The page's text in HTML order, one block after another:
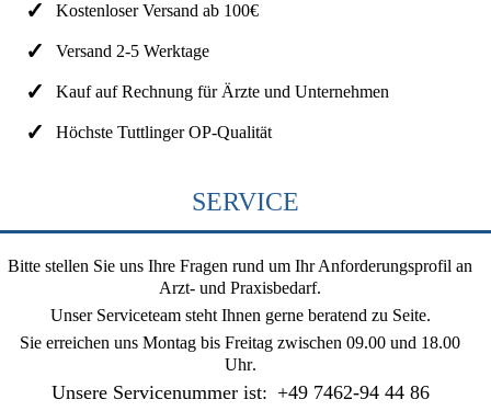
Kostenloser Versand ab 100€
Versand 2-5 Werktage
Kauf auf Rechnung für Ärzte und Unternehmen
Höchste Tuttlinger OP-Qualität
SERVICE
Bitte stellen Sie uns Ihre Fragen rund um Ihr Anforderungsprofil an
Arzt- und Praxisbedarf.
Unser Serviceteam steht Ihnen gerne beratend zu Seite.
Sie erreichen uns Montag bis Freitag zwischen 09.00 und 18.00
Uhr.
Unsere Servicenummer ist: +49 7462-94 44 86